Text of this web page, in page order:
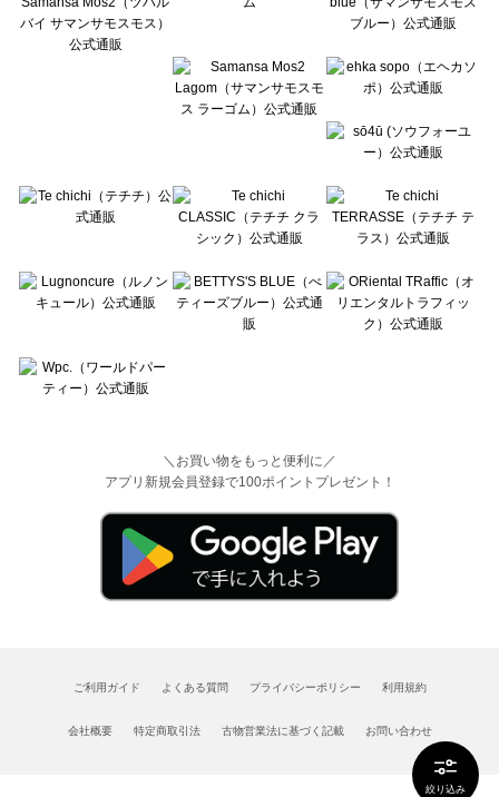
絞り込み
BETTY'S BLUE（べティーズブルー）のボトムス一覧
Wpc.（ワールドパーティー）のボトムス一覧
＼お買い物をもっと便利に／
アプリ新規会員登録で100ポイントプレゼント！
ご利用ガイド よくある質問 プライバシーポリシー 利用規約
会社概要 特定商取引法 古物営業法に基づく記載 お問い合わせ